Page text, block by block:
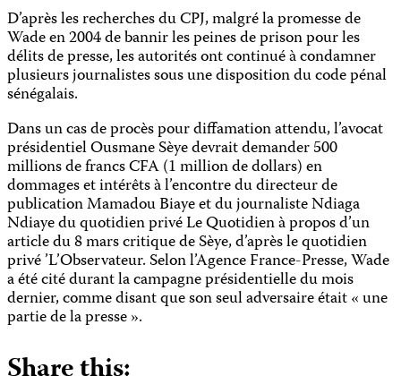
D’après les recherches du CPJ, malgré la promesse de
Wade en 2004 de bannir les peines de prison pour les
délits de presse, les autorités ont continué à condamner
plusieurs journalistes sous une disposition du code pénal
sénégalais.
Dans un cas de procès pour diffamation attendu, l’avocat
présidentiel Ousmane Sèye devrait demander 500
millions de francs CFA (1 million de dollars) en
dommages et intérêts à l’encontre du directeur de
publication Mamadou Biaye et du journaliste Ndiaga
Ndiaye du quotidien privé Le Quotidien à propos d’un
article du 8 mars critique de Sèye, d’après le quotidien
privé ’L’Observateur. Selon l’Agence France-Presse, Wade
a été cité durant la campagne présidentielle du mois
dernier, comme disant que son seul adversaire était « une
partie de la presse ».